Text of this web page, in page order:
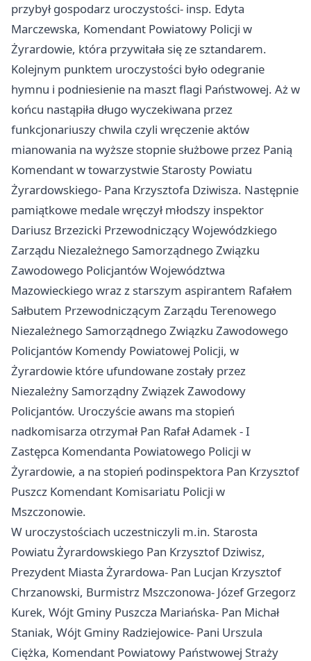
przybył gospodarz uroczystości- insp. Edyta
Marczewska, Komendant Powiatowy Policji w
Żyrardowie, która przywitała się ze sztandarem.
Kolejnym punktem uroczystości było odegranie
hymnu i podniesienie na maszt flagi Państwowej. Aż w
końcu nastąpiła długo wyczekiwana przez
funkcjonariuszy chwila czyli wręczenie aktów
mianowania na wyższe stopnie służbowe przez Panią
Komendant w towarzystwie Starosty Powiatu
Żyrardowskiego- Pana Krzysztofa Dziwisza. Następnie
pamiątkowe medale wręczył młodszy inspektor
Dariusz Brzezicki Przewodniczący Wojewódzkiego
Zarządu Niezależnego Samorządnego Związku
Zawodowego Policjantów Województwa
Mazowieckiego wraz z starszym aspirantem Rafałem
Sałbutem Przewodniczącym Zarządu Terenowego
Niezależnego Samorządnego Związku Zawodowego
Policjantów Komendy Powiatowej Policji, w
Żyrardowie które ufundowane zostały przez
Niezależny Samorządny Związek Zawodowy
Policjantów. Uroczyście awans ma stopień
nadkomisarza otrzymał Pan Rafał Adamek - I
Zastępca Komendanta Powiatowego Policji w
Żyrardowie, a na stopień podinspektora Pan Krzysztof
Puszcz Komendant Komisariatu Policji w
Mszczonowie.
W uroczystościach uczestniczyli m.in. Starosta
Powiatu Żyrardowskiego Pan Krzysztof Dziwisz,
Prezydent Miasta Żyrardowa- Pan Lucjan Krzysztof
Chrzanowski, Burmistrz Mszczonowa- Józef Grzegorz
Kurek, Wójt Gminy Puszcza Mariańska- Pan Michał
Staniak, Wójt Gminy Radziejowice- Pani Urszula
Ciężka, Komendant Powiatowy Państwowej Straży